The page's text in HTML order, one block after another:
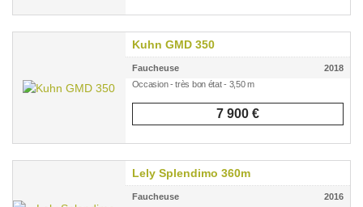
Kuhn GMD 350
Faucheuse
2018
Occasion - très bon état - 3,50 m
7 900 €
Lely Splendimo 360m
Faucheuse
2016